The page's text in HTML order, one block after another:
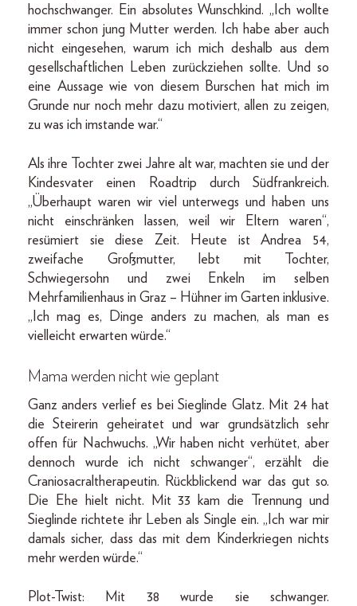
hochschwanger. Ein absolutes Wunschkind. „Ich wollte
immer schon jung Mutter werden. Ich habe aber auch
nicht eingesehen, warum ich mich deshalb aus dem
gesellschaftlichen Leben zurückziehen sollte. Und so
eine Aussage wie von diesem Burschen hat mich im
Grunde nur noch mehr dazu motiviert, allen zu zeigen,
zu was ich imstande war.“
Als ihre Tochter zwei Jahre alt war, machten sie und der
Kindesvater einen Roadtrip durch Südfrankreich.
„Überhaupt waren wir viel unterwegs und haben uns
nicht einschränken lassen, weil wir Eltern waren“,
resümiert sie diese Zeit. Heute ist Andrea 54,
zweifache Großmutter, lebt mit Tochter,
Schwiegersohn und zwei Enkeln im selben
Mehrfamilienhaus in Graz – Hühner im Garten inklusive.
„Ich mag es, Dinge anders zu machen, als man es
vielleicht erwarten würde.“
Mama werden nicht wie geplant
Ganz anders verlief es bei Sieglinde Glatz. Mit 24 hat
die Steirerin geheiratet und war grundsätzlich sehr
offen für Nachwuchs. „Wir haben nicht verhütet, aber
dennoch wurde ich nicht schwanger“, erzählt die
Cranio­sacraltherapeutin. Rückblickend war das gut so.
Die Ehe hielt nicht. Mit 33 kam die Trennung und
Sieglinde richtete ihr Leben als Single ein. „Ich war mir
damals sicher, dass das mit dem Kinderkriegen nichts
mehr werden würde.“
Plot-Twist: Mit 38 wurde sie schwanger.